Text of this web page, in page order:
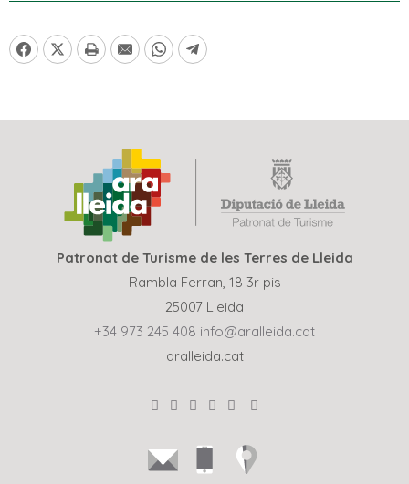
Patronat de Turisme de les Terres de Lleida
Rambla Ferran, 18 3r pis
25007 Lleida
+34 973 245 408 info@aralleida.cat
aralleida.cat